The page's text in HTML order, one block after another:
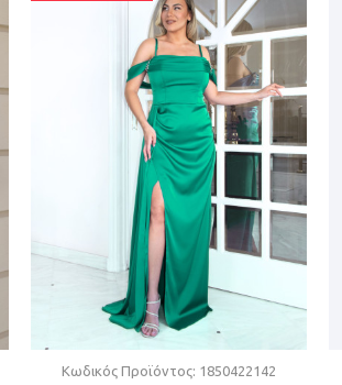
Κωδικός Προϊόντος: 1850422142